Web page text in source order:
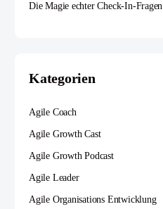
Die Magie echter Check-In-Fragen
Kategorien
Agile Coach
Agile Growth Cast
Agile Growth Podcast
Agile Leader
Agile Organisations Entwicklung